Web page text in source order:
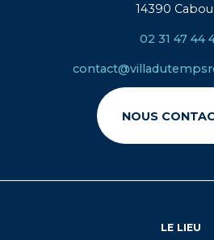
14390
02 31 47 44
NOUS
LE LIEU